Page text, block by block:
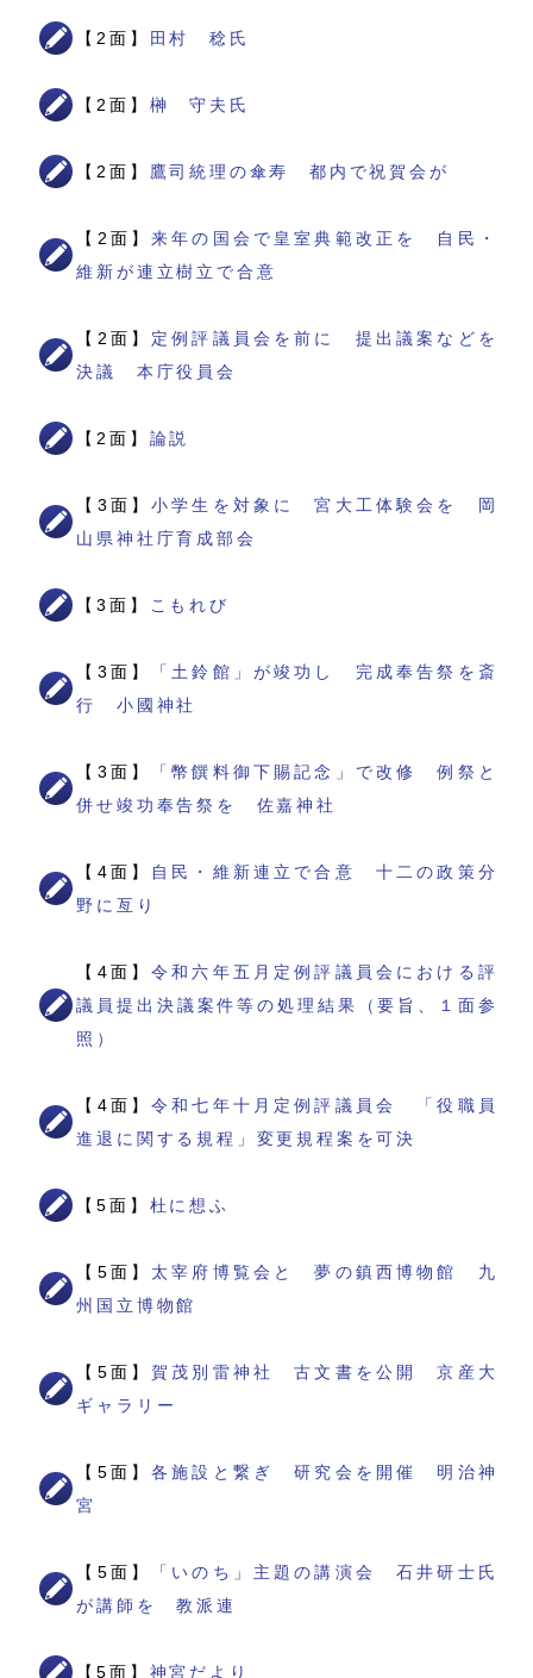
【2面】 田村 稔氏
【2面】 榊 守夫氏
【2面】 鷹司統理の傘寿 都内で祝賀会が
【2面】来年の国会で皇室典範改正を 自民・
維新が連立樹立で合意
【2面】 定例評議員会を前に 提出議案などを
決議 本庁役員会
【2面】 論説
【3面】小学生を対象に 宮大工体験会を 岡
山県神社庁育成部会
【3面】 こもれび
【3面】
「土鈴館」が竣功し 完成奉告祭を斎
行 小國神社
【3面】
「幣饌料御下賜記念」で改修 例祭と
併せ竣功奉告祭を 佐嘉神社
【4面】
自民・維新連立で合意 十二の政策分
野に亙り
【4面】令和六年五月定例評議員会における評
議員提出決議案件等の処理結果（要旨、１面参
照）
【4面】令和七年十月定例評議員会 「役職員
進退に関する規程」変更規程案を可決
【5面】 杜に想ふ
【5面】 太宰府博覧会と 夢の鎮西博物館 九
州国立博物館
【5面】賀茂別雷神社 古文書を公開 京産大
ギャラリー
【5面】各施設と繋ぎ 研究会を開催 明治神
宮
【5面】
「いのち」主題の講演会 石井研士氏
が講師を 教派連
【5面】 神宮だより